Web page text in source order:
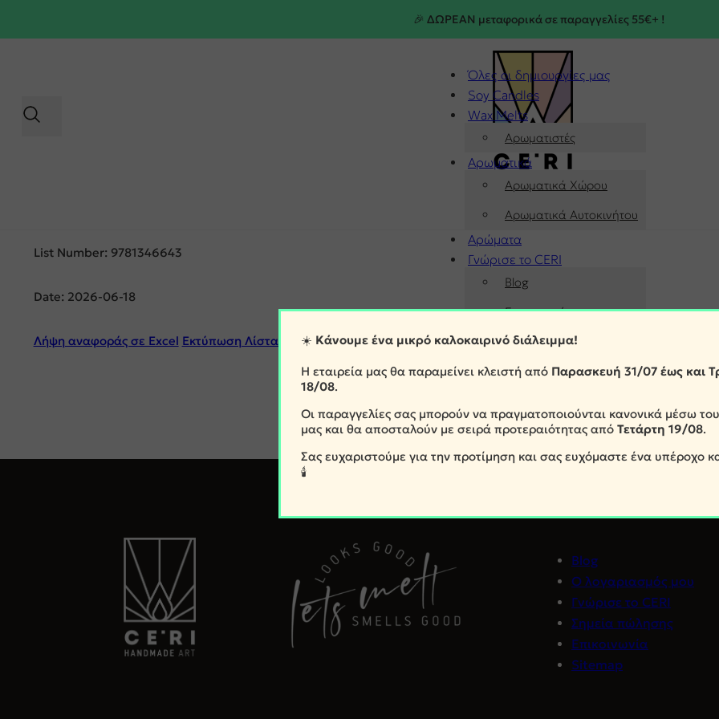
🎉 ΔΩΡΕΑΝ μεταφορικά σε παραγγελίες 55€+ !
Όλες οι δημιουργίες μας
Soy Candles
Wax Melts
Αρωματιστές
Αρωματικά
Αρωματικά Χώρου
Αρωματικά Αυτοκινήτου
Αρώματα
Γνώρισε το CERI
Blog
Επικοινωνία
List Number: 9781346643
Date: 2026-06-18
Λήψη αναφοράς σε Excel Εκτύπωση Λίστας Παραλαβής PDF
Blog
Ο λογαριασμός μου
Γνώρισε το CERI
Σημεία πώλησης
Επικοινωνία
Sitemap
☀️ Κάνουμε ένα μικρό καλοκαιρινό διάλειμμα!
Η εταιρεία μας θα παραμείνει κλειστή από Παρασκευή 31/07 έως και
18/08.
Οι παραγγελίες σας μπορούν να πραγματοποιούνται κανονικά μέσω
μας και θα αποσταλούν με σειρά προτεραιότητας από Τετάρτη 19/08.
Σας ευχαριστούμε για την προτίμηση και σας ευχόμαστε ένα υπέροχο
🕯️